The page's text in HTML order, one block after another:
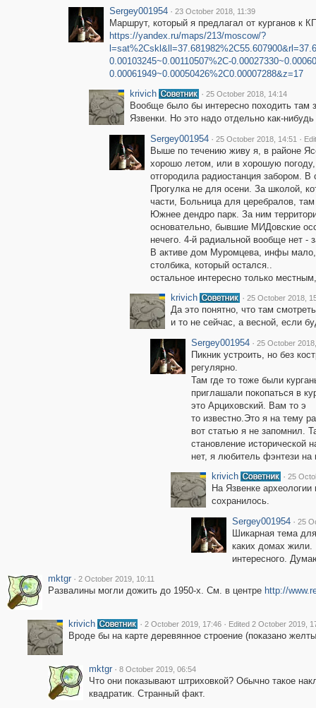
Sergey001954 · 23 October 2018, 11:39
Маршрут, который я предлагал от курганов к
https://yandex.ru/maps/213/moscow/?
0.00103245~0.00110507%2C-
0.00061949~0.00050426%2C0.00007288&z=17
krivich
· 25 October 2018, 14:14
Вообще было бы интересно походить
Язвенки. Но это надо отдельно как-нибудь
Sergey001954 · 25 October 2018, 14:51 ·
Выше по течению живу я, в районе
хорошо летом, или в хорошую погоду,
отгородила радиостанция забором.
Прогулка не для осени. За школой,
части, Больница для церебралов,
Южнее дендро парк. За ним
основательно, бывшие МИДовские
нечего. 4-й радиальной вообще нет -
В активе дом Муромцева, инфы
столбика, который остался..
остальное интересно только
krivich
· 25 October 2018,
Да это понятно, что там
и то не сейчас, а весной, если
Sergey001954 · 25 October
Пикник устроить, но без
регулярно.
Там где то тоже были
приглашали покопаться в
это Арциховский. Вам то э
то известно.Это я на тему
вот статью я не запомнил.
становление исторической
нет, я любитель фэнтези на
krivich
· 25
На Язвенке
сохранилось.
Sergey001954 · 25
Шикарная тема
каких домах
интересного.
mktgr · 2 October 2019, 10:11
Развалины могли дожить до 1950-х. См. в центре http://
krivich · 2 October 2019, 17:46 · Edited 2 October 2019,
Вроде бы на карте деревянное строение (показано
mktgr · 8 October 2019, 06:54
Что они показывают штриховкой? Обычно такое
квадратик. Странный факт.